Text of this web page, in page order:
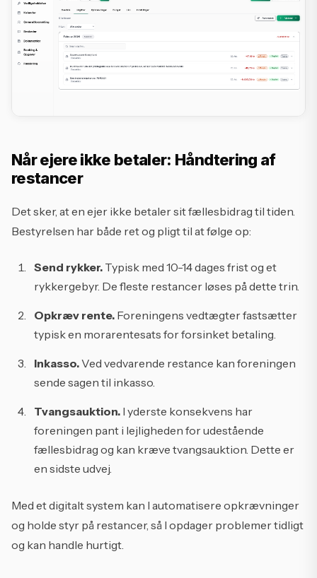
Når ejere ikke betaler: Håndtering af
restancer
Det sker, at en ejer ikke betaler sit fællesbidrag til tiden.
Bestyrelsen har både ret og pligt til at følge op:
Send rykker. Typisk med 10-14 dages frist og et
rykkergebyr. De fleste restancer løses på dette trin.
Opkræv rente. Foreningens vedtægter fastsætter
typisk en morarentesats for forsinket betaling.
Inkasso.Ved vedvarende restance kan foreningen
sende sagen til inkasso.
Tvangsauktion. I yderste konsekvens har
foreningen pant i lejligheden for udestående
fællesbidrag og kan kræve tvangsauktion. Dette er
en sidste udvej.
Med et digitalt system kan I automatisere opkrævninger
og holde styr på restancer, så I opdager problemer tidligt
og kan handle hurtigt.